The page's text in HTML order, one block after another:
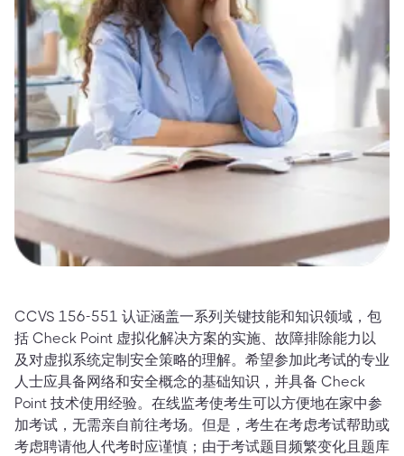
CCVS 156-551 认证涵盖一系列关键技能和知识领域，包
括 Check Point 虚拟化解决方案的实施、故障排除能力以
及对虚拟系统定制安全策略的理解。希望参加此考试的专业
人士应具备网络和安全概念的基础知识，并具备 Check
Point 技术使用经验。在线监考使考生可以方便地在家中参
加考试，无需亲自前往考场。但是，考生在考虑考试帮助或
考虑聘请他人代考时应谨慎；由于考试题目频繁变化且题库